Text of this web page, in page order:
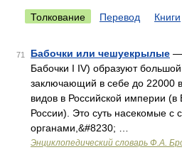
Толкование Перевод Книги
71 Бабочки или чешуекрылые —
Бабочки I IV) образуют
заключающий в себе до 22000
видов в Российской империи (в
России). Это суть насекомые с
органами,&#8230; …
Энциклопедический словарь Ф.А.